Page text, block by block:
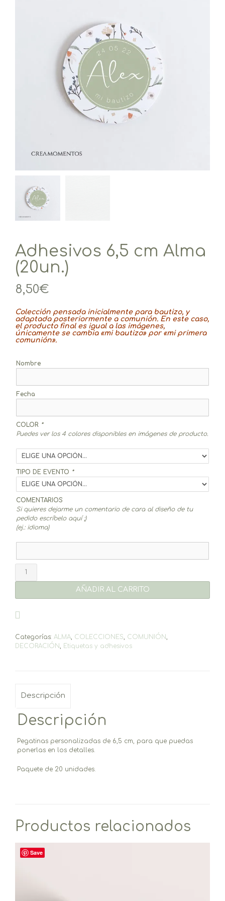
Adhesivos 6,5 cm Alma
(20un.)
8,50€
Colección pensada inicialmente para bautizo, y
adaptada posteriormente a comunión. En este caso,
el producto final es igual a las imágenes,
únicamente se cambia «mi bautizo» por «mi primera
comunión».
Nombre
Fecha
COLOR *
Puedes ver los 4 colores disponibles en imágenes de producto.
TIPO DE EVENTO *
COMENTARIOS
Si quieres dejarme un comentario de cara al diseño de tu
pedido escríbelo aquí ;)
(ej.: idioma)
Adhesivos
cantidad
AÑADIR AL CARRITO
Categorías: ALMA COLECCIONES COMUNIÓN
DECORACIÓN
Etiquetas y adhesivos
Descripción
Descripción
Pegatinas personalizadas de 6,5 cm, para que puedas
ponerlas en los detalles.
Paquete de 20 unidades.
Productos relacionados
Save